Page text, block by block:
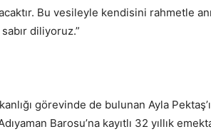
Bu vesileyle kendisini rahmetle
diliyoruz.”
görevinde de bulunan Ayla
Barosu’na kayıtlı 32 yıllık